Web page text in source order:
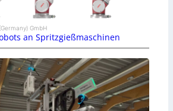
GmbH
an Spritzgießmaschinen